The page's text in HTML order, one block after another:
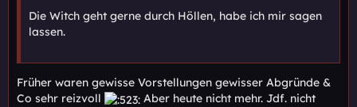
Die Witch geht gerne durch Höllen, habe ich mir sagen
lassen.
Früher waren gewisse Vorstellungen gewisser Abgründe &
Co sehr reizvoll
Aber heute nicht mehr. Jdf. nicht